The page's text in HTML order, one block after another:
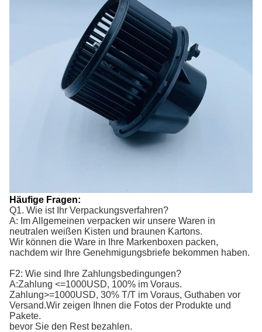
Häufige Fragen:
Q1. Wie ist Ihr Verpackungsverfahren?
A: Im Allgemeinen verpacken wir unsere Waren in
neutralen weißen Kisten und braunen Kartons.
Wir können die Ware in Ihre Markenboxen packen,
nachdem wir Ihre Genehmigungsbriefe bekommen haben.
F2: Wie sind Ihre Zahlungsbedingungen?
A:Zahlung <=1000USD, 100% im Voraus.
Zahlung>=1000USD, 30% T/T im Voraus, Guthaben vor
Versand.Wir zeigen Ihnen die Fotos der Produkte und
Pakete.
bevor Sie den Rest bezahlen.